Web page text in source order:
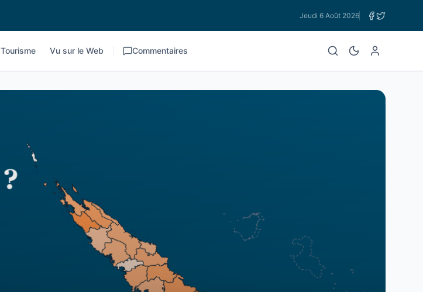
Jeudi 6 Août 2026
Tourisme Vu sur le Web Commentaires